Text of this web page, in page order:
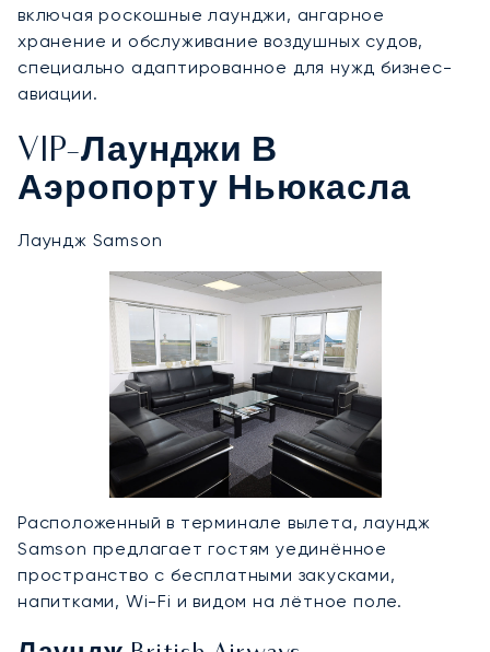
включая роскошные лаунджи, ангарное
хранение и обслуживание воздушных судов,
специально адаптированное для нужд бизнес-
авиации.
VIP-Лаунджи В
Аэропорту Ньюкасла
Лаундж Samson
Расположенный в терминале вылета, лаундж
Samson предлагает гостям уединённое
пространство с бесплатными закусками,
напитками, Wi-Fi и видом на лётное поле.